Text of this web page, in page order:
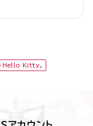
Hello Kitty。